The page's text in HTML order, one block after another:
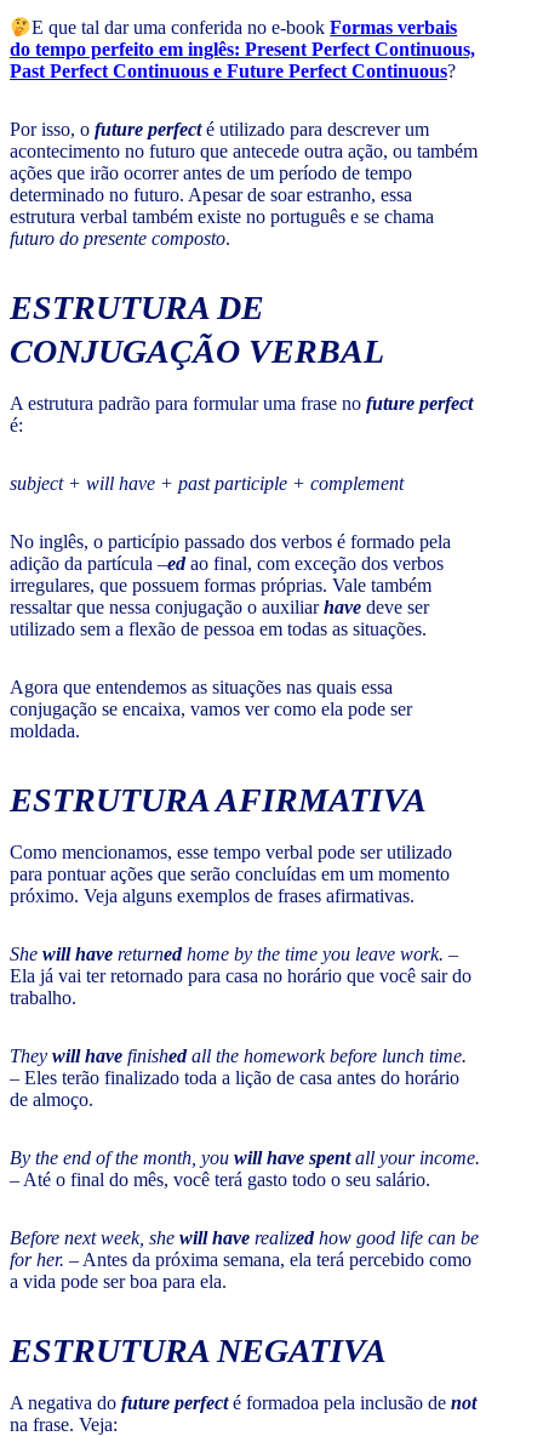
E que tal dar uma conferida no e-bookFormas verbais
do tempo perfeito em inglês: Present Perfect Continuous,
Past Perfect Continuous e Future Perfect Continuous?
Por isso, o future perfecté utilizado para descrever um
acontecimento no futuro que antecede outra ação, ou também
ações que irão ocorrer antes de um período de tempo
determinado no futuro. Apesar de soar estranho, essa
estrutura verbal também existe no português e se chama
futuro do presente composto.
ESTRUTURA DE
CONJUGAÇÃO VERBAL
A estrutura padrão para formular uma frase no future perfect
é:
subject + will have + past participle + complement
No inglês, o particípio passado dos verbos é formado pela
adição da partícula –edao final, com exceção dos verbos
irregulares, que possuem formas próprias. Vale também
ressaltar que nessa conjugação o auxiliarhave deve ser
utilizado sem a flexão de pessoa em todas as situações.
Agora que entendemos as situações nas quais essa
conjugação se encaixa, vamos ver como ela pode ser
moldada.
ESTRUTURA AFIRMATIVA
Como mencionamos, esse tempo verbal pode ser utilizado
para pontuar ações que serão concluídas em um momento
próximo. Veja alguns exemplos de frases afirmativas.
She will have returnedhome by the time you leave work. –
Ela já vai ter retornado para casa no horário que você sair do
trabalho.
They will have finishedall the homework before lunch time.
– Eles terão finalizado toda a lição de casa antes do horário
de almoço.
By the end of the month, you will have spentall your income.
– Até o final do mês, você terá gasto todo o seu salário.
Before next week, she will have realizedhow good life can be
for her. – Antes da próxima semana, ela terá percebido como
a vida pode ser boa para ela.
ESTRUTURA NEGATIVA
A negativa do future perfecté formadoa pela inclusão de not
na frase. Veja: